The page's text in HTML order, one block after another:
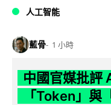
人工智能
藍骨 1 小時
中國官媒批
「Token」